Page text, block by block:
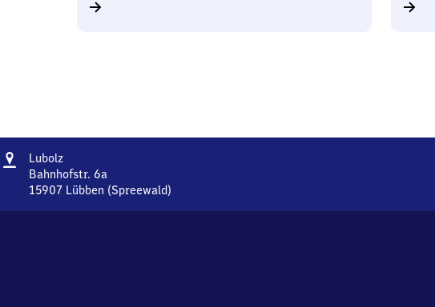
Adresse
LubolzLubolz
Bahnhofstr. 6a
15907 Lübben (Spreewald)